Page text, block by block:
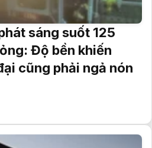
sáng suốt 125
Độ bền khiến
cũng phải ngả nón